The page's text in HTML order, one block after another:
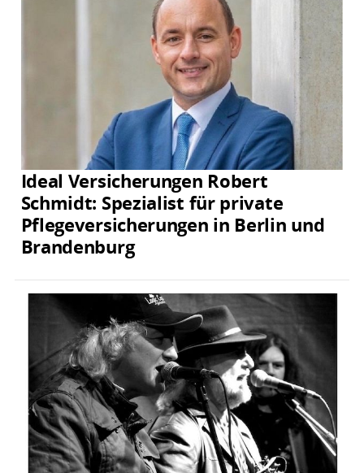
Ideal Versicherungen Robert
Schmidt: Spezialist für private
Pflegeversicherungen in Berlin und
Brandenburg